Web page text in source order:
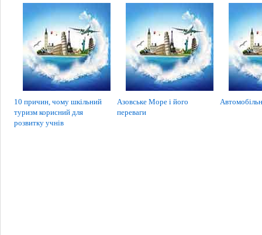
10 причин, чому шкільний
туризм корисний для
розвитку учнів
Азовське Море і його
переваги